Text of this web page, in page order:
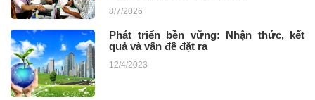
8/7/2026
Phát triển bền vững: Nhận thức, kết
quả và vấn đề đặt ra
12/4/2023